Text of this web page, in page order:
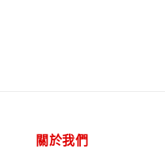
關於我們